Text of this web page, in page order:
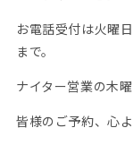
お電話受付は火曜
まで。
ナイター営業の木
皆様のご予約、心